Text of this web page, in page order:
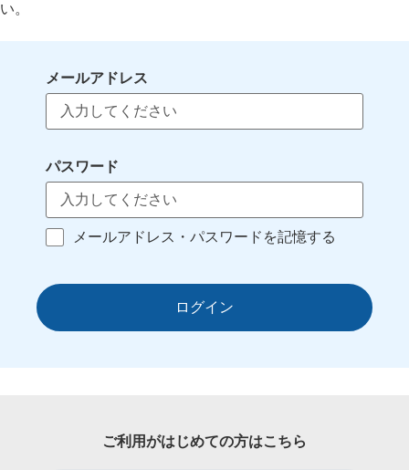
い。
メールアドレス
パスワード
メールアドレス・パスワードを記憶する
ログイン
ご利用がはじめての方はこちら